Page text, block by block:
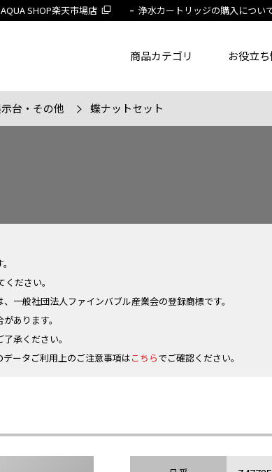
商品カテゴリ お役立
SHOP楽天市場店 浄水カートリッジの購入につい
台・その他 蝶ナットセット
ださい。
一般社団法人ファインバブル産業会の登録商標です。
あります。
承ください。
ータご利用上のご注意事項はこちらでご確認ください。